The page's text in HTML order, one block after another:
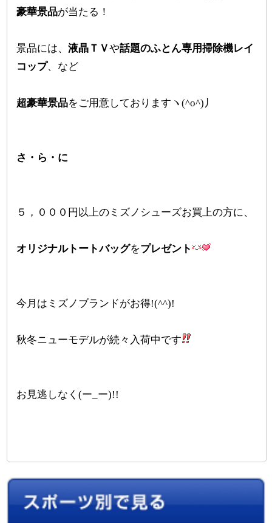
豪華景品が当たる！
景品には、液晶ＴＶや話題のふとん専用掃除機レイ
コップ、など
超豪華景品をご用意しておりますヽ(^o^)丿
さ・ら・に
５，０００円以上のミズノシューズお買上の方に、
オリジナルトートバッグをプレゼント
今月はミズノブランドがお得!(^^)!
秋冬ニューモデルが続々入荷中です
お見逃しなく(ー_ー)!!